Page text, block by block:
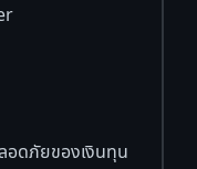
อดภัยของเงินทุน